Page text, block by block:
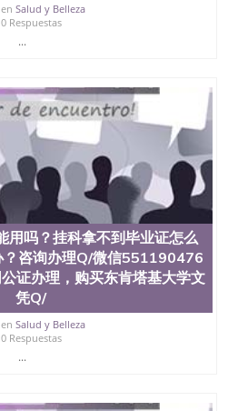
Salud y Belleza
0 Respuestas
...
用吗？挂科拿不到毕业证怎么
？咨询办理Q/微信551190476
证办理，购买东肯塔基大学文
凭Q/
Salud y Belleza
0 Respuestas
...